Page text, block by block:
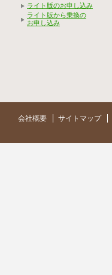
ライト版のお申し込み
ライト版から乗換の
お申し込み
会社概要 サイトマップ